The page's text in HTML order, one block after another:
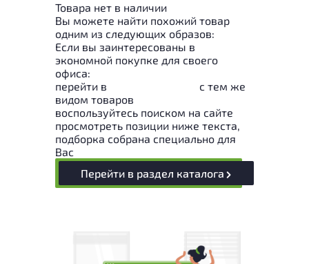
Товара нет в наличии
Вы можете найти похожий товар
одним из следующих образов:
Если вы заинтересованы в
экономной покупке для своего
офиса:
перейти в
с тем же
видом товаров
воспользуйтесь поиском на сайте
просмотреть позиции ниже текста,
подборка собрана специально для
Вас
Перейти в раздел каталога